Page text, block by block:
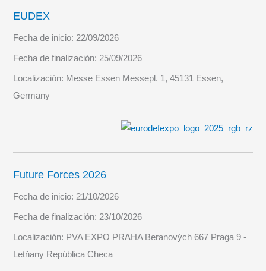
EUDEX
Fecha de inicio:22/09/2026
Fecha de finalización:25/09/2026
Localización: Messe Essen Messepl. 1, 45131 Essen,
Germany
Future Forces 2026
Fecha de inicio: 21/10/2026
Fecha de finalización: 23/10/2026
Localización: PVA EXPO PRAHA Beranových 667 Praga 9 -
Letňany República Checa